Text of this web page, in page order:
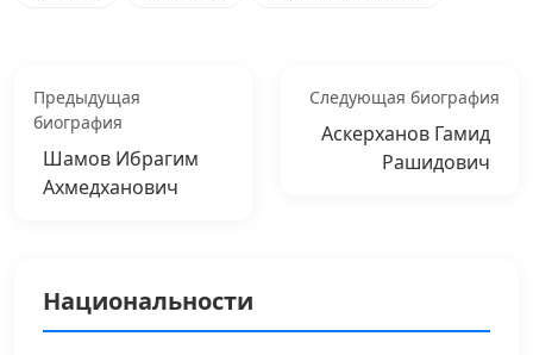
Предыдущая
биография
Шамов Ибрагим
Ахмедханович
Следующая биография
Аскерханов Гамид
Рашидович
Национальности